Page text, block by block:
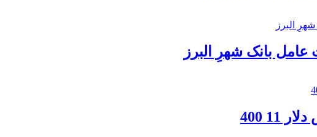
بانک شهرِ البرز
400